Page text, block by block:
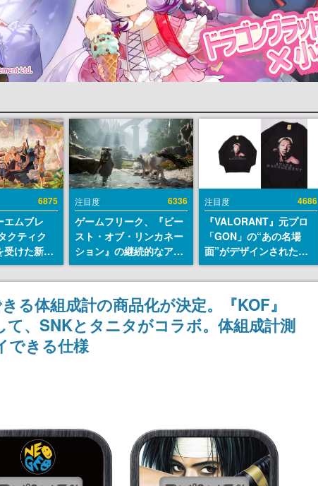
6875
エムブレ
クティク
受けた新作
に発売
）、
Switch向
予定
注目度 6336
ゲームフリーク、『ビー
スト・オブ・リンカネー
ション』の継続的なアプ
デ方針を表明。ユーザー
からの意見を真摯に受け
止めて対応へ。修正パッ
チは約1週間以内に配信
される予定
注目度 4686
『VALORANT』元プロ
「GON」の“あの名場
面”がデザインされた新
作グッズが本日8月5日よ
り期間限定で発売。Tシ
ャツやコインケース、ア
クキーなどが全品受注生
産で登場、過去に発売し
る体組成計の商品化が決定。『KOF』
て、SNKとタニタがコラボ。体組成計測
できる仕様